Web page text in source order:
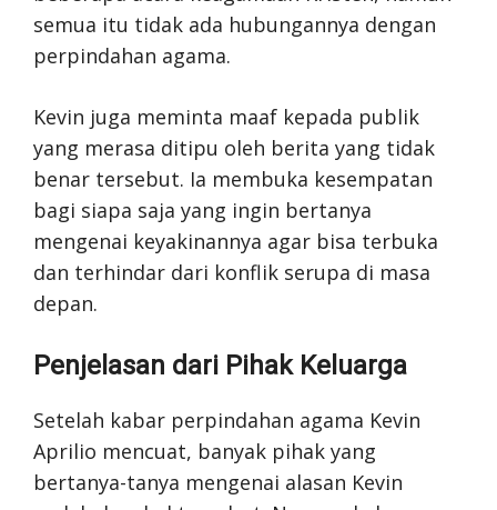
semua itu tidak ada hubungannya dengan
perpindahan agama.
Kevin juga meminta maaf kepada publik
yang merasa ditipu oleh berita yang tidak
benar tersebut. Ia membuka kesempatan
bagi siapa saja yang ingin bertanya
mengenai keyakinannya agar bisa terbuka
dan terhindar dari konflik serupa di masa
depan.
Penjelasan dari Pihak Keluarga
Setelah kabar perpindahan agama Kevin
Aprilio mencuat, banyak pihak yang
bertanya-tanya mengenai alasan Kevin